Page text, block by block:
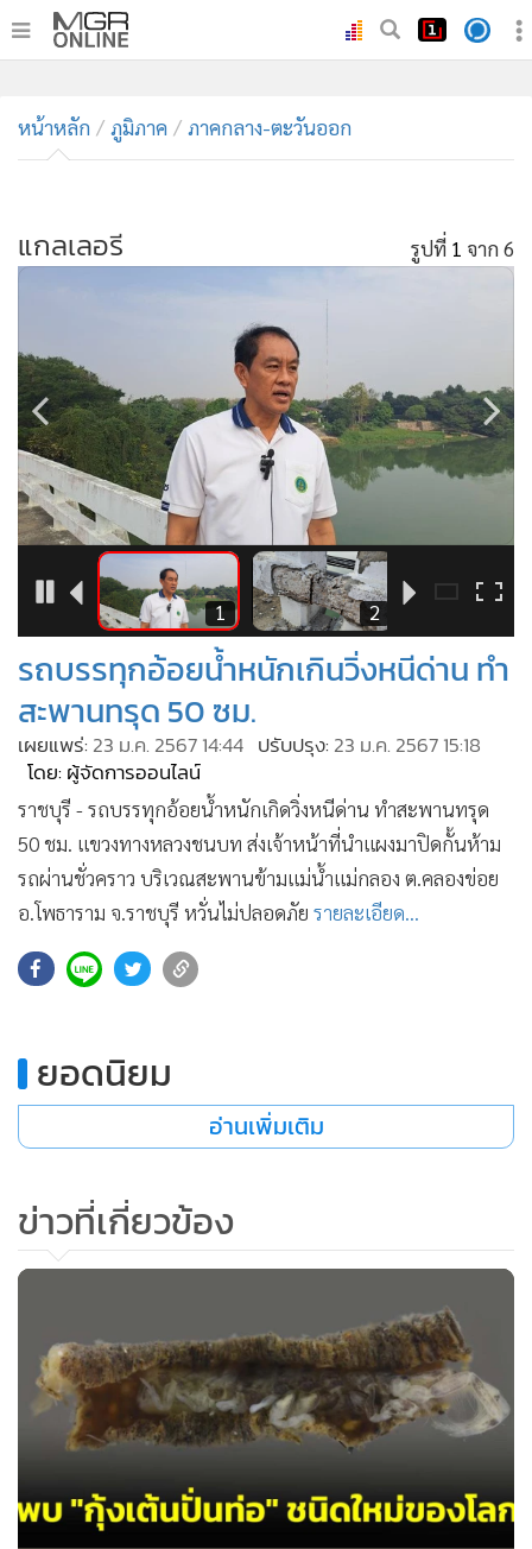
• ทันเหตุการณ์
• ภาคใต้
• Online Section
• บันเทิง
• คอลัมนิสต์
• ละคร
• CbizReview
• Cyber BIZ
• ผู้จัดกวน
• Good health & Well-being
Green Innovation & SD
Management & HR
• MGR Live
• Infographic
• การเมือง
• ท่องเที่ยว
ต่างประเทศ
Special Scoop
เศรษฐกิจ-ธุรกิจ
• ชุมชน-คุณภาพชีวิต
• เกม
• อินโดจีน
• กองทุนรวม
Factcheck
ญี่ปุ่น
News1
Gotomanager
รถบรรทุกอ้อยน้ำหนักเกินวิ่งหนีด่าน ทำ
สะพานทรุด 50 ซม.
เผยแพร่: 23 ม.ค. 2567 14:44 ปรับปรุง: 23 ม.ค. 2567 15:18
โดย: ผู้จัดการออนไลน์
ราชบุรี - รถบรรทุกอ้อยน้ำหนักเกิดวิ่งหนีด่าน ทำสะพานทรุด
50 ชม. แขวงทางหลวงชนบท ส่งเจ้าหน้าที่นำแผงมาปิดกั้นห้าม
รถผ่านชั่วคราว บริเวณสะพานข้ามแม่น้ำแม่กลอง ต.คลองข่อย
อ.โพธาราม จ.ราชบุรี หวั่นไม่ปลอดภัย รายละเอียด...
ยอดนิยม
อ่านเพิ่มเติม
ข่าวที่เกี่ยวข้อง
หน้าหลัก ภูมิภาค ภาคกลาง-ตะวันออก
แกลเลอรี รูปที่ 1 จาก 6
1 2